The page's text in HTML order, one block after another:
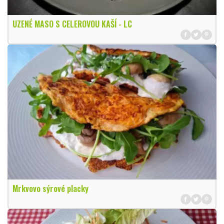
UZENÉ MASO S CELEROVOU KAŠÍ - LC
Mrkvovo sýrové placky